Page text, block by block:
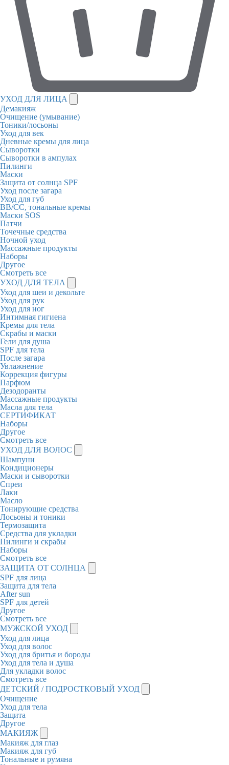
УХОД ДЛЯ ЛИЦА
Демакияж
Очищение (умывание)
Тоники/лосьоны
Уход для век
Дневные кремы для лица
Сыворотки
Сыворотки в ампулах
Пилинги
Маски
Защита от солнца SPF
Уход после загара
Уход для губ
BB/CC, тональные кремы
Маски SOS
Патчи
Точечные средства
Ночной уход
Массажные продукты
Наборы
Другое
Смотреть все
УХОД ДЛЯ ТЕЛА
Уход для шеи и декольте
Уход для рук
Уход для ног
Интимная гигиена
Кремы для тела
Скрабы и маски
Гели для душа
SPF для тела
После загара
Увлажнение
Коррекция фигуры
Парфюм
Дезодоранты
Массажные продукты
Масла для тела
СЕРТИФИКАТ
Наборы
Другое
Смотреть все
УХОД ДЛЯ ВОЛОС
Шампуни
Кондиционеры
Маски и сыворотки
Спреи
Лаки
Масло
Тонирующие средства
Лосьоны и тоники
Термозащита
Средства для укладки
Пилинги и скрабы
Наборы
Смотреть все
ЗАЩИТА ОТ СОЛНЦА
SPF для лица
Защита для тела
After sun
SPF для детей
Другое
Смотреть все
МУЖСКОЙ УХОД
Уход для лица
Уход для волос
Уход для бритья и бороды
Уход для тела и душа
Для укладки волос
Смотреть все
ДЕТСКИЙ / ПОДРОСТКОВЫЙ УХОД
Очищение
Уход для тела
Защита
Другое
МАКИЯЖ
Макияж для глаз
Макияж для губ
Тональные и румяна